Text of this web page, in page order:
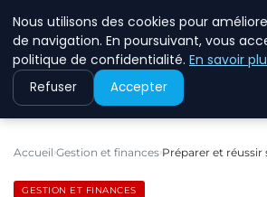
Accueil Gestion et finances Préparer et réussir
GESTION ET FINANCES
Nous utilisons des cookies pour
de navigation. En poursuivant, vous
politique de confidentialité. En savoir
Refuser Accepter